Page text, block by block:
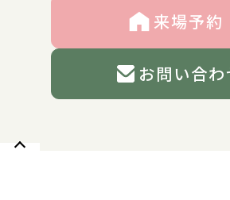
来場予約
お問い合わ